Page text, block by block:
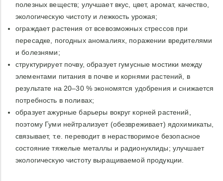
полезных веществ; улучшает вкус, цвет, аромат, качество,
экологическую чистоту и лежкость урожая;
ограждает растения от всевозможных стрессов при
пересадке, погодных аномалиях, поражении вредителями
и болезнями;
структурирует почву, образует гумусные мостики между
элементами питания в почве и корнями растений, в
результате на 20–30 % экономятся удобрения и снижается
потребность в поливах;
образует ажурные барьеры вокруг корней растений,
поэтому Гуми нейтрализует (обезвреживает) ядохимикаты,
связывает, т.е. переводит в нерастворимое безопасное
состояние тяжелые металлы и радионуклиды; улучшает
экологическую чистоту выращиваемой продукции.